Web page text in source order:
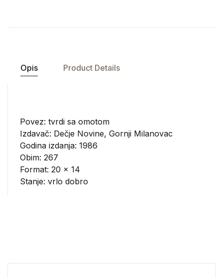
Opis Product Details
Povez: tvrdi sa omotom
Izdavač: Dečje Novine, Gornji Milanovac
Godina izdanja: 1986
Obim: 267
Format: 20 x 14
Stanje: vrlo dobro